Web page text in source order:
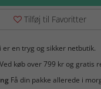
Tilføj til Favoritter
er en tryg og sikker netbutik.
Ved køb over 799 kr og gratis
Få din pakke allerede i